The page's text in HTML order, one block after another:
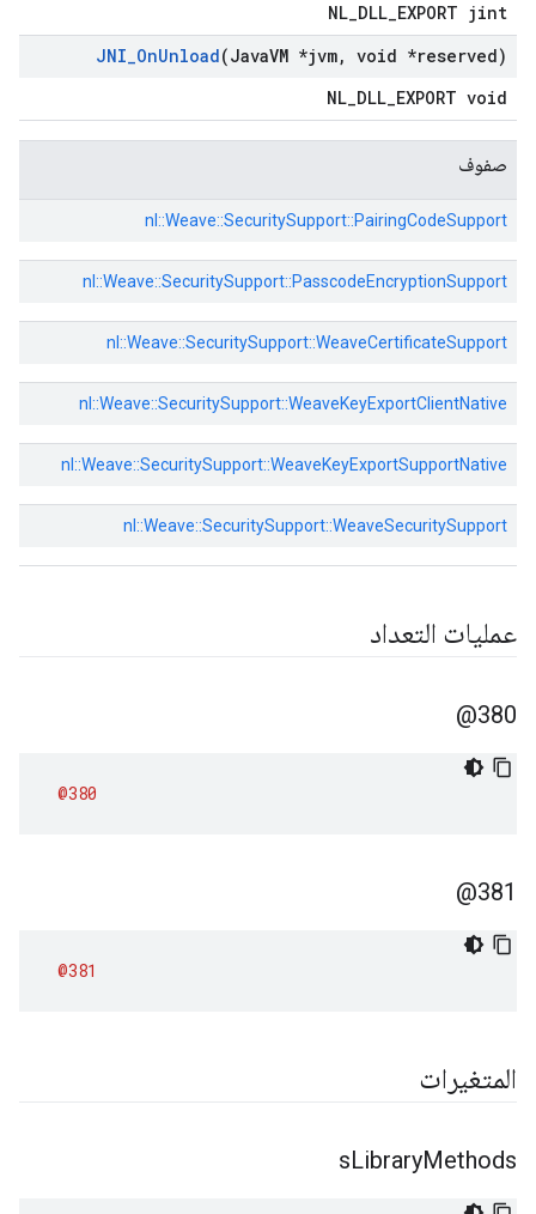
NL_DLL_EXPORT jint
JNI_OnUnload(JavaVM *jvm, void *reserved)
NL_DLL_EXPORT void
صفوف
nl::Weave::SecuritySupport::PairingCodeSupport
nl::Weave::SecuritySupport::PasscodeEncryptionSupport
nl::Weave::SecuritySupport::WeaveCertificateSupport
nl::Weave::SecuritySupport::WeaveKeyExportClientNative
nl::Weave::SecuritySupport::WeaveKeyExportSupportNative
nl::Weave::SecuritySupport::WeaveSecuritySupport
عمليات التعداد
380@
@380
381@
@381
المتغيرات
sLibraryMethods